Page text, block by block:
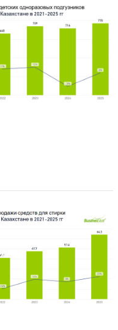
Россия
покупает
в тоннах,
Производство